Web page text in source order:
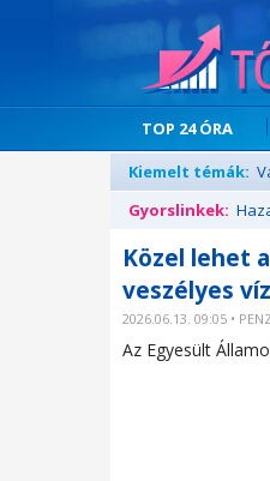
TOP 24 ÓRA
Kiemelt témák:
Gyorslinkek:
Közel lehet
veszélyes
2026.06.13. 09:05 •
Az Egyesült